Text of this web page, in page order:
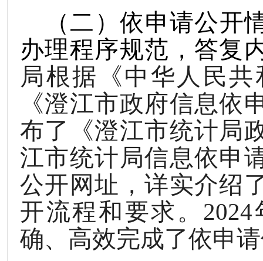
（二）依申请公开
办理程序规范，答复
局根据《中华人民
《澄江市政府信息依
布了《澄江市统计局
江市统计局信息依申
公开网址，详实介绍
开流程和要求。 2024
确、高效完成了依申